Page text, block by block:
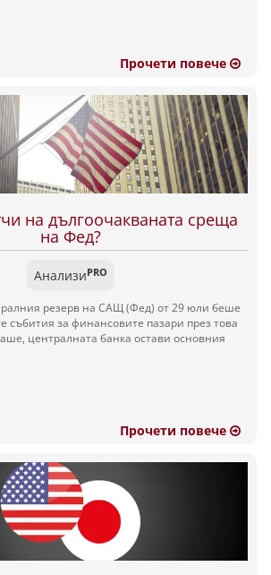
Прочети повече
на дългоочакваната среща
на Фед?
АнализиPRO
резерв на САЩ (Фед) от 29 юли беше
събития за финансовите пазари през това
централната банка остави основния
Прочети повече